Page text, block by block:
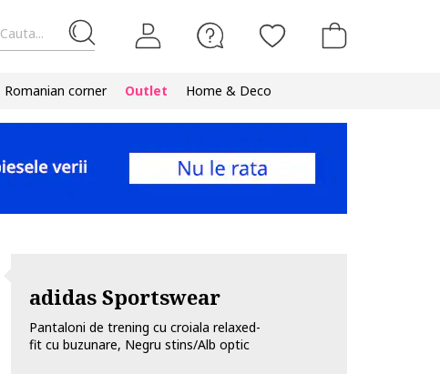
Cauta...
Romanian corner Outlet Home & Deco
adidas Sportswear
Pantaloni de trening cu croiala relaxed-
fit cu buzunare, Negru stins/Alb optic